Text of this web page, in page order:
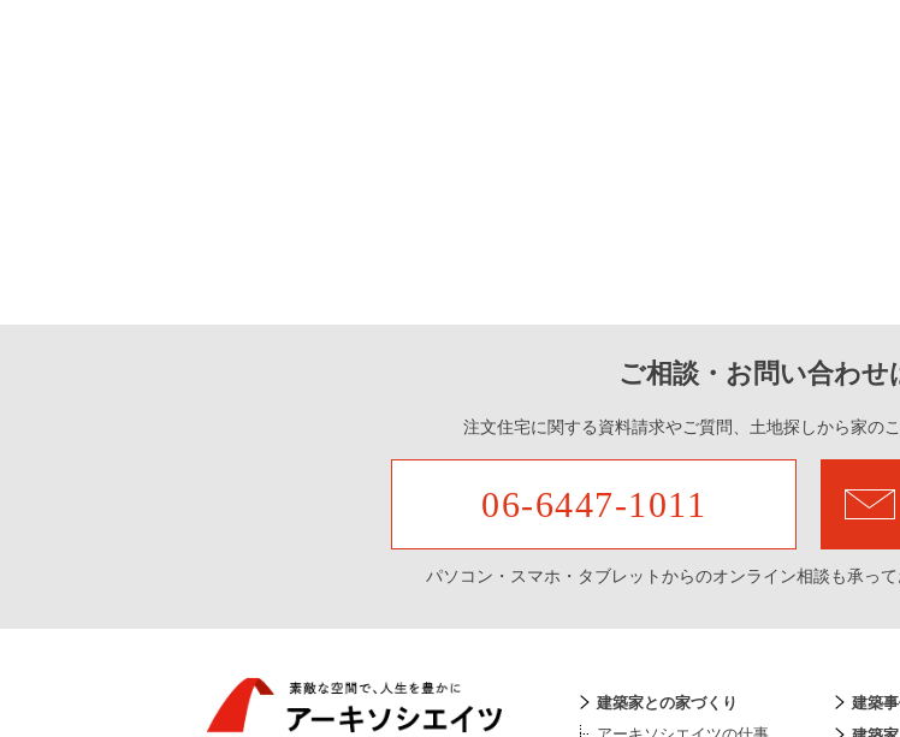
ご相談・お問い合わせ
注文住宅に関する資料請求やご質問、土地探しから家の
06-6447-1011
パソコン・スマホ・タブレットからのオンライン相談も承って
建築家との家づくり
建築事